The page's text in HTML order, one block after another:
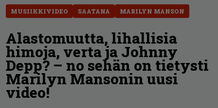
MUSIIKKIVIDEO SAATANA MARILYN MANSON
Alastomuutta, lihallisia
himoja, verta ja Johnny
Depp? – no sehän on tietysti
Marilyn Mansonin uusi
video!